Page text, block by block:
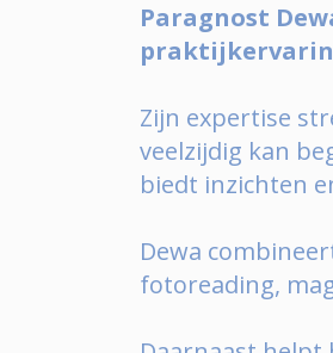
Paragnost
Zijn expertise
veelzijdig kan
biedt inzichten
Dewa
fotoreading,